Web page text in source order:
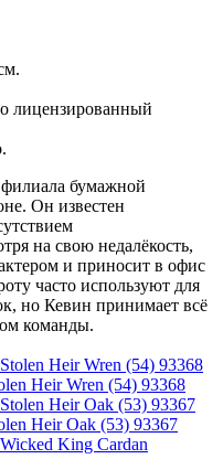
лицензированный
бумажной
Он известен
на свою недалёкость,
и приносит в офис
часто используют для
но Кевин принимает всё
команды.
Heir Wren (54) 93368
Heir Oak (53) 93367